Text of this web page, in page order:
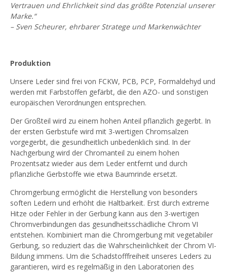
Vertrauen und Ehrlichkeit sind das größte Potenzial unserer
Marke.“
– Sven Scheurer, ehrbarer Stratege und Markenwächter
Produktion
Unsere Leder sind frei von FCKW, PCB, PCP, Formaldehyd und
werden mit Farbstoffen gefärbt, die den AZO- und sonstigen
europäischen Verordnungen entsprechen.
Der Großteil wird zu einem hohen Anteil pflanzlich gegerbt. In
der ersten Gerbstufe wird mit 3-wertigen Chromsalzen
vorgegerbt, die gesundheitlich unbedenklich sind. In der
Nachgerbung wird der Chromanteil zu einem hohen
Prozentsatz wieder aus dem Leder entfernt und durch
pflanzliche Gerbstoffe wie etwa Baumrinde ersetzt.
Chromgerbung ermöglicht die Herstellung von besonders
soften Ledern und erhöht die Haltbarkeit. Erst durch extreme
Hitze oder Fehler in der Gerbung kann aus den 3-wertigen
Chromverbindungen das gesundheitsschädliche Chrom VI
entstehen. Kombiniert man die Chromgerbung mit vegetabiler
Gerbung, so reduziert das die Wahrscheinlichkeit der Chrom VI-
Bildung immens. Um die Schadstofffreiheit unseres Leders zu
garantieren, wird es regelmäßig in den Laboratorien des